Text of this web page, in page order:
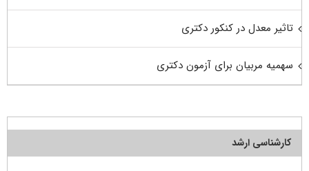
تاثیر معدل در کنکور دکتری
سهمیه مربیان برای آزمون دکتری
کارشناسی ارشد